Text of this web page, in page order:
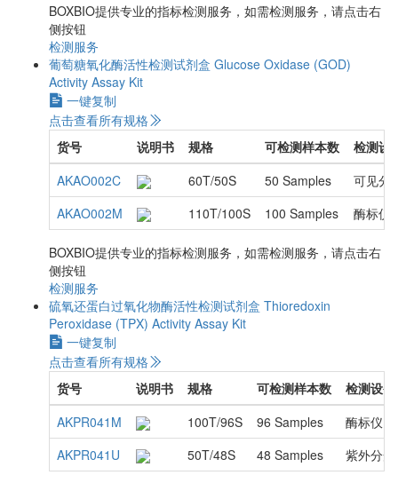
BOXBIO提供专业的指标检测服务，如需检测服务，请点击右
侧按钮
检测服务
葡萄糖氧化酶活性检测试剂盒 Glucose Oxidase (GOD)
Activity Assay Kit
一键复制
点击查看所有规格
货号
说明书 规格 可检测样本数
检测设
AKAO002C
60T/50S 50 Samples
可见分
AKAO002M
110T/100S 100 Samples 酶标仪
BOXBIO提供专业的指标检测服务，如需检测服务，请点击右
侧按钮
检测服务
硫氧还蛋白过氧化物酶活性检测试剂盒 Thioredoxin
Peroxidase (TPX) Activity Assay Kit
一键复制
点击查看所有规格
货号
说明书 规格 可检测样本数
检测设备
AKPR041M
100T/96S 96 Samples
酶标仪
AKPR041U
50T/48S 48 Samples 紫外分